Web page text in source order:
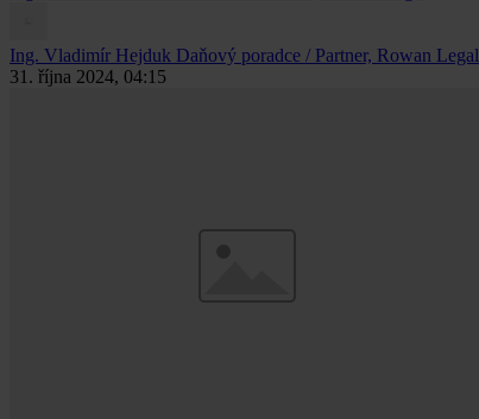
Ing. Vladimír Hejduk Daňový poradce / Partner, Rowan Legal
31. října 2024, 04:15